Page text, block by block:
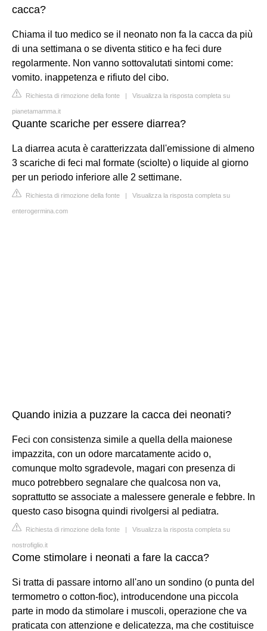
cacca?
Chiama il tuo medico se il neonato non fa la cacca da più
di una settimana o se diventa stitico e ha feci dure
regolarmente. Non vanno sottovalutati sintomi come:
vomito. inappetenza e rifiuto del cibo.
Richiesta di rimozione della fonte | Visualizza la risposta completa su
pianetamamma.it
Quante scariche per essere diarrea?
La diarrea acuta è caratterizzata dall'emissione di almeno
3 scariche di feci mal formate (sciolte) o liquide al giorno
per un periodo inferiore alle 2 settimane.
Richiesta di rimozione della fonte | Visualizza la risposta completa su
enterogermina.com
Quando inizia a puzzare la cacca dei neonati?
Feci con consistenza simile a quella della maionese
impazzita, con un odore marcatamente acido o,
comunque molto sgradevole, magari con presenza di
muco potrebbero segnalare che qualcosa non va,
soprattutto se associate a malessere generale e febbre. In
questo caso bisogna quindi rivolgersi al pediatra.
Richiesta di rimozione della fonte | Visualizza la risposta completa su
nostrofiglio.it
Come stimolare i neonati a fare la cacca?
Si tratta di passare intorno all'ano un sondino (o punta del
termometro o cotton-fioc), introducendone una piccola
parte in modo da stimolare i muscoli, operazione che va
praticata con attenzione e delicatezza, ma che costituisce